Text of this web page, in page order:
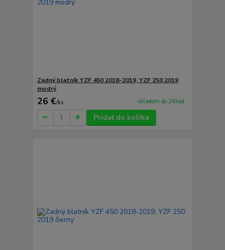
Zadný blatník YZF 450 2018-2019, YZF 250 2019
modrý
26 €/ks skladom do 24hod.
Pridať do košíka